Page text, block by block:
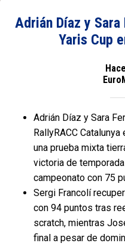
Adrián Díaz y Sara
Yaris Cup
Adrián Díaz y Sara
RallyRACC Catalunya
una prueba mixta
victoria de
campeonato con 75
Sergi Francolí
con 94 puntos tras
scratch, mientras
final a pesar de